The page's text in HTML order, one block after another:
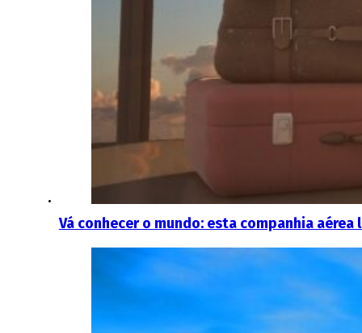
Vá conhecer o mundo: esta companhia